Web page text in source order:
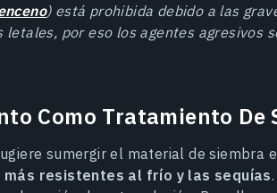
) está prohibida debido a las
letales, por eso los agentes agresivos
Como Tratamiento De
sumergir el material de siembra
resistentes al frío y las sequías